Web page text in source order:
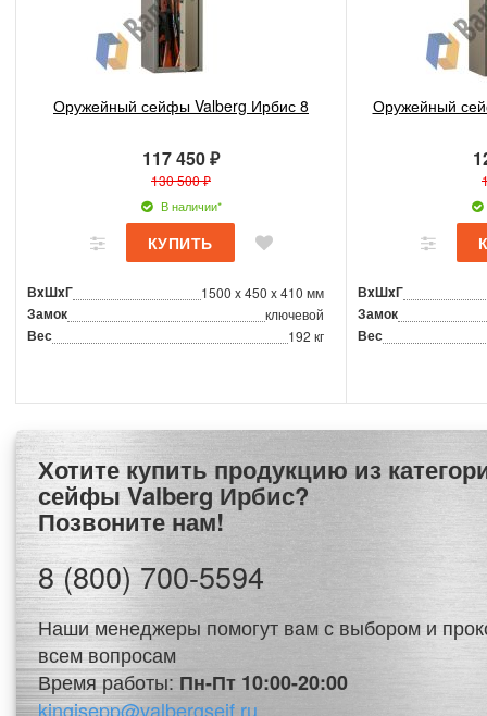
Оружейный сейфы Valberg Ирбис 8
117 450 ₽
130 500 ₽
В наличии*
ВxШxГ 1500 x 450 x 410 мм
Замок ключевой
Вес 192 кг
Оружейный
ВxШxГ
Замок
Вес
Хотите купить продукцию из категории Оружейные
сейфы Valberg Ирбис?
Позвоните нам!
8 (800) 700-5594
Наши менеджеры помогут вам с выбором и
всем вопросам
Время работы: Пн-Пт 10:00-20:00
kingisepp@valbergseif.ru